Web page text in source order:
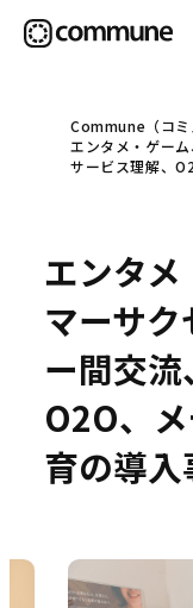
Commune
事例
セミナー
Commune（コミ
エンタメ・ゲー
サービス理解、
エンタ
マーサ
ー間交流
O2O、
育の導入